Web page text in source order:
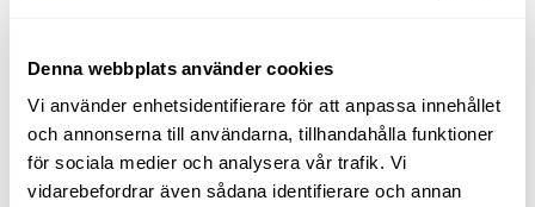
Denna webbplats använder cookies
Vi använder enhetsidentifierare för att anpassa innehållet
och annonserna till användarna, tillhandahålla funktioner
för sociala medier och analysera vår trafik. Vi
vidarebefordrar även sådana identifierare och annan